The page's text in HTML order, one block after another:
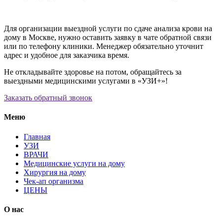
Для организации выездной услуги по сдаче анализа крови на
дому в Москве, нужно оставить заявку в чате обратной связи
или по телефону клиники. Менеджер обязательно уточнит
адрес и удобное для заказчика время.
Не откладывайте здоровье на потом, обращайтесь за
выездными медицинскими услугами в «УЗИ+»!
Заказать обратный звонок
Меню
Главная
УЗИ
ВРАЧИ
Медицинские услуги на дому
Хирургия на дому
Чек-ап организма
ЦЕНЫ
О нас